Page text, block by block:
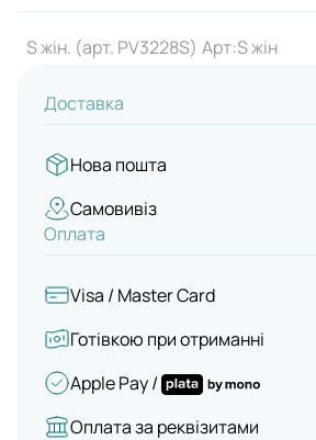
S жін. (арт. PV3228S) Арт:S жін
Доставка
Нова пошта
Самовивіз
Оплата
Visa / Master Card
Готівкою при отриманні
Apple Pay /
Оплата за реквізитами